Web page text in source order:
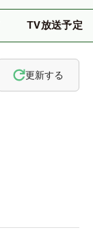
TV放送予定
更新する